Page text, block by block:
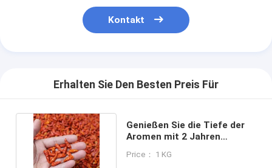
Kontakt
Erhalten Sie Den Besten Preis Für
Genießen Sie die Tiefe der
Aromen mit 2 Jahren
Price： 1 KG